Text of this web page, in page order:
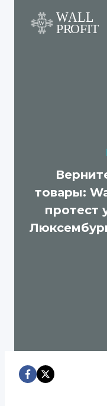
товары:
протест